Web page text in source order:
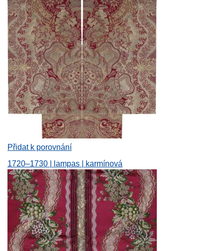
Přidat k porovnání
1720–1730 | lampas | karmínová